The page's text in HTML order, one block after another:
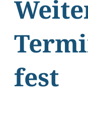
fest